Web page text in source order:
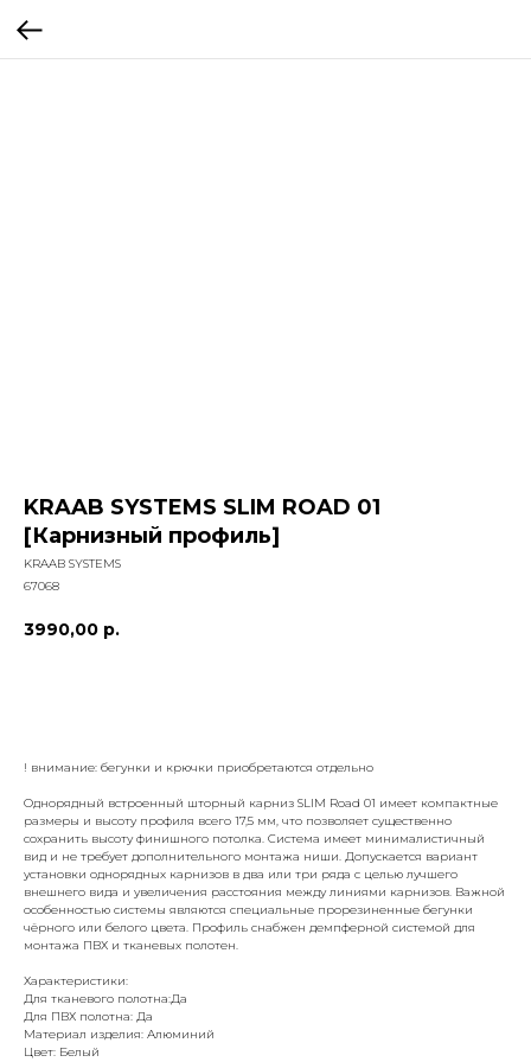
KRAAB SYSTEMS SLIM ROAD 01
[Карнизный профиль]
KRAAB SYSTEMS
67068
3990,00 р.
! внимание: бегунки и крючки приобретаются отдельно
Однорядный встроенный шторный карниз SLIM Road 01 имеет компактные
размеры и высоту профиля всего 17,5 мм, что позволяет существенно
сохранить высоту финишного потолка. Система имеет минималистичный
вид и не требует дополнительного монтажа ниши. Допускается вариант
установки однорядных карнизов в два или три ряда с целью лучшего
внешнего вида и увеличения расстояния между линиями карнизов. Важной
особенностью системы являются специальные прорезиненные бегунки
чёрного или белого цвета. Профиль снабжен демпферной системой для
монтажа ПВХ и тканевых полотен.
Характеристики:
Для тканевого полотна:Да
Для ПВХ полотна: Да
Материал изделия: Алюминий
Цвет: Белый